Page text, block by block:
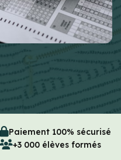
Paiement 100% sécurisé
+3 000 élèves formés